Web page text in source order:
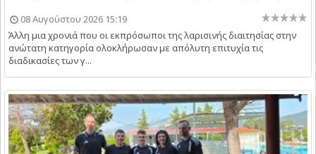
08 Αυγούστου 2026 15:19
Άλλη μια χρονιά που οι εκπρόσωποι της λαρισινής διαιτησίας στην
ανώτατη κατηγορία ολοκλήρωσαν με απόλυτη επιτυχία τις
διαδικασίες των γ...